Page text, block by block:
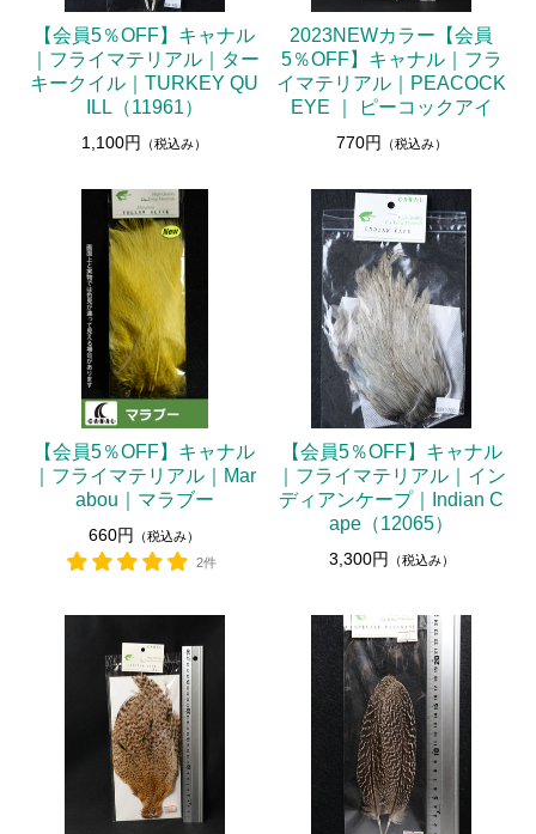
ロッド
ルアー
ハンドメイドルアー
管釣りルアー
ランディングネット
ランディングネット
マグネットリリーサー
ネットホルダー
レザーチェーン
レザーシース
メンテナンス
ウェーディングギア
ウェーダー
ウェーディングシューズ
ウェア・アクセサリー
ヘッドギア
アウター・ベスト
アクセサリー
【会員5％OFF】キャナル
｜フライマテリアル｜ター
キークイル｜TURKEY QU
ILL（11961）
1,100円 （税込み）
2023NEWカラー【会員
5％OFF】キャナル｜フラ
イマテリアル｜PEACOCK
EYE ｜ ピーコックアイ
770円 （税込み）
【会員5％OFF】キャナル
｜フライマテリアル｜Mar
abou｜マラブー
660円
（税込み）
2件
【会員5％OFF】キャナル
｜フライマテリアル｜イン
ディアンケープ｜Indian C
ape（12065）
3,300円 （税込み）